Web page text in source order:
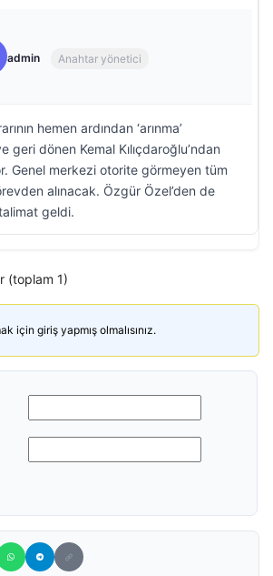
admin Anahtar yönetici
hemen ardından ‘arınma’
geri dönen Kemal Kılıçdaroğlu’ndan
Genel merkezi otorite görmeyen tüm
alınacak. Özgür Özel’den de
geldi.
(toplam 1)
için giriş yapmış olmalısınız.